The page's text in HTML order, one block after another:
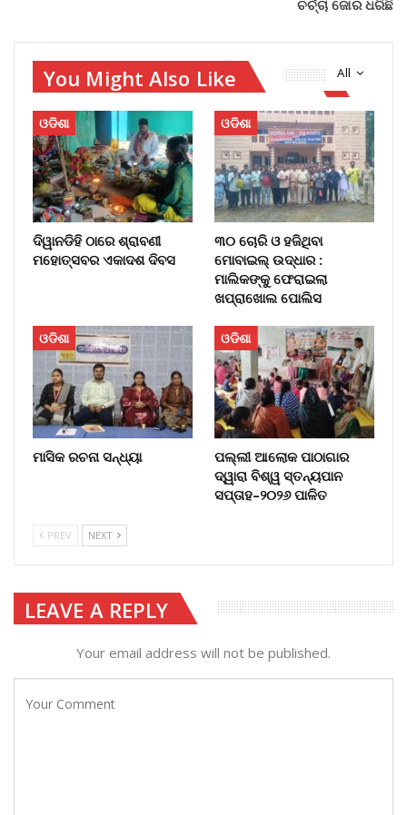
ଚର୍ଚ୍ଚା ଜୋର ଧରିଛି
All
You Might Also Like
ଓଡିଶା
ଦିୱାନଡିହି ଠାରେ ଶ୍ରାବଣୀ
ମହୋତ୍ସବର ଏକାଦଶ ଦିବସ
ଓଡିଶା
୩୦ ଚୋରି ଓ ହଜିଥିବା
ମୋବାଇଲ୍‌ ଉଦ୍ଧାର :
ମାଲିକଙ୍କୁ ଫେରାଇଲା
ଖପ୍ରାଖୋଲ ପୋଲିସ
ଓଡିଶା
ମାସିକ ରଚନା ସନ୍ଧ୍ୟା
ଓଡିଶା
ପଲ୍ଲୀ ଆଲୋକ ପାଠାଗାର
ଦ୍ୱାରା ବିଶ୍ୱ ସ୍ତନ୍ୟପାନ
ସପ୍ତାହ–୨୦୨୬ ପାଳିତ
PREV NEXT
LEAVE A REPLY
Your email address will not be published.